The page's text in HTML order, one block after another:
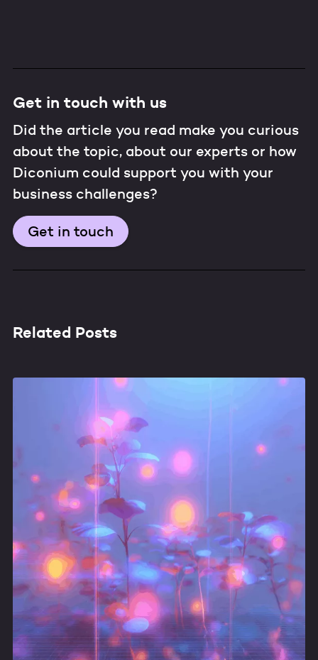
Get in touch with us
Did the article you read make you curious
about the topic, about our experts or how
Diconium could support you with your
business challenges?
Get in touch
Related Posts